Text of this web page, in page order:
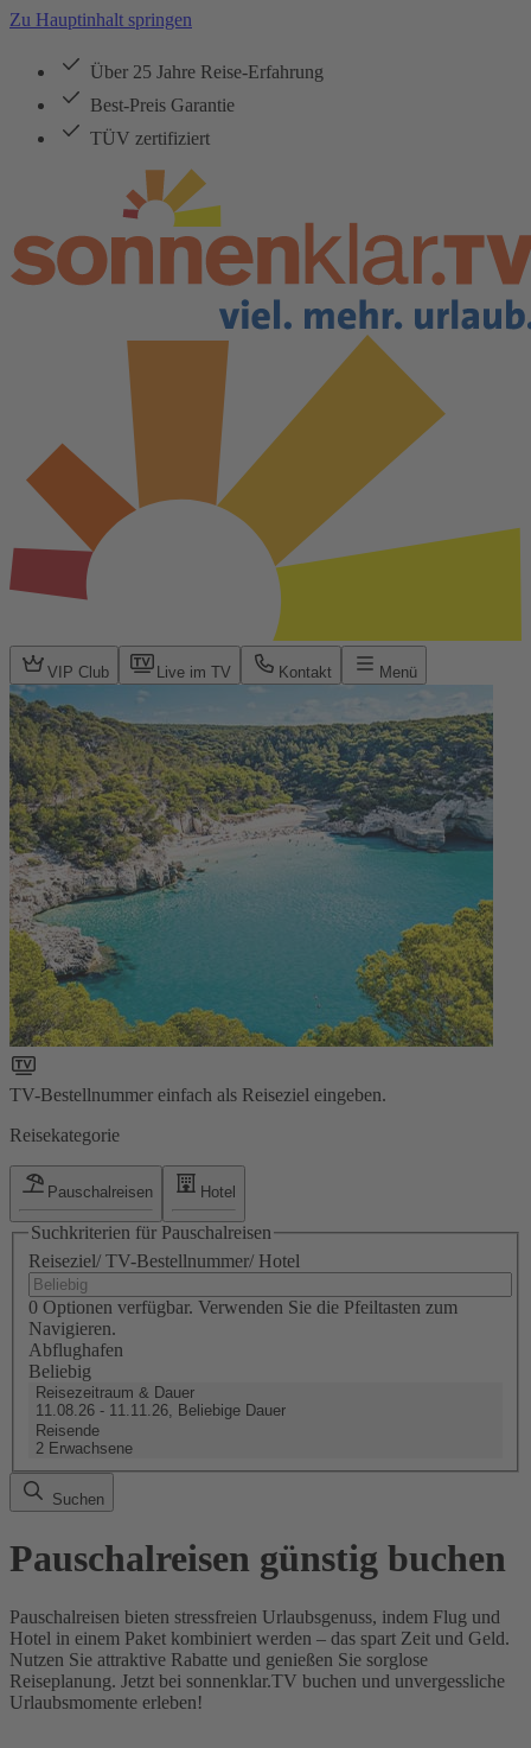
Zu Hauptinhalt springen
Über 25 Jahre Reise-Erfahrung
Best-Preis Garantie
TÜV zertifiziert
VIP Club Live im TV Kontakt Menü
TV-Bestellnummer einfach als Reiseziel eingeben.
Reisekategorie
Pauschalreisen Hotel
Suchkriterien für Pauschalreisen
Reiseziel/ TV-Bestellnummer/ Hotel
0 Optionen verfügbar. Verwenden Sie die Pfeiltasten zum
Navigieren.
Abflughafen
Beliebig
Reisezeitraum & Dauer
11.08.26 - 11.11.26, Beliebige Dauer
Reisende
2 Erwachsene
Suchen
Pauschalreisen günstig buchen
Pauschalreisen bieten stressfreien Urlaubsgenuss, indem Flug und
Hotel in einem Paket kombiniert werden – das spart Zeit und Geld.
Nutzen Sie attraktive Rabatte und genießen Sie sorglose
Reiseplanung. Jetzt bei sonnenklar.TV buchen und unvergessliche
Urlaubsmomente erleben!